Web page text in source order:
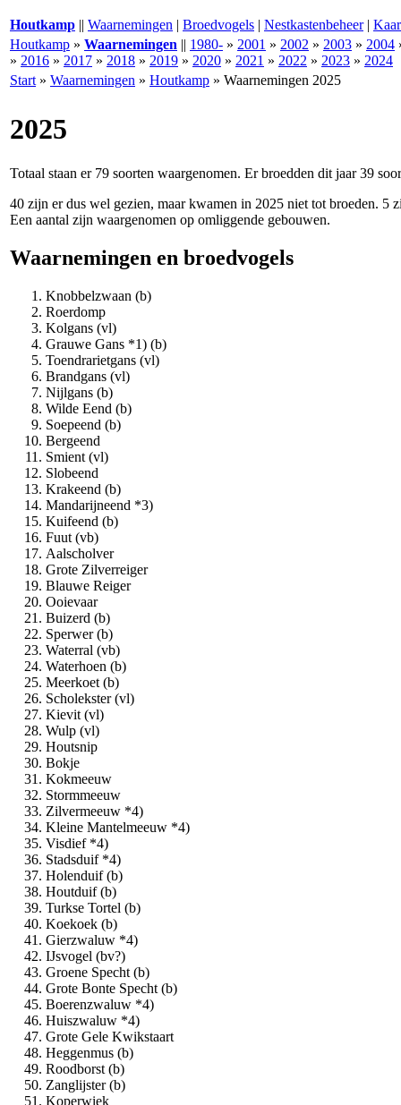
Houtkamp || Waarnemingen | Broedvogels | Nestkastenbeheer|
Houtkamp » Waarnemingen || 1980- » 2001 » 2002 » 2003 » 2004
» 2016 » 2017 » 2018 » 2019 » 2020 » 2021 » 2022 » 2023 » 2024
Start » Waarnemingen » Houtkamp » Waarnemingen 2025
2025
Totaal staan er 79 soorten waargenomen. Er broedden dit jaar 39
40 zijn er dus wel gezien, maar kwamen in 2025 niet tot broeden.
Een aantal zijn waargenomen op omliggende gebouwen.
Waarnemingen en broedvogels
Knobbelzwaan (b)
Roerdomp
Kolgans (vl)
Grauwe Gans *1) (b)
Toendrarietgans (vl)
Brandgans (vl)
Nijlgans (b)
Wilde Eend (b)
Soepeend (b)
Bergeend
Smient (vl)
Slobeend
Krakeend (b)
Mandarijneend *3)
Kuifeend (b)
Fuut (vb)
Aalscholver
Grote Zilverreiger
Blauwe Reiger
Ooievaar
Buizerd (b)
Sperwer (b)
Waterral (vb)
Waterhoen (b)
Meerkoet (b)
Scholekster (vl)
Kievit (vl)
Wulp (vl)
Houtsnip
Bokje
Kokmeeuw
Stormmeeuw
Zilvermeeuw *4)
Kleine Mantelmeeuw *4)
Visdief *4)
Stadsduif *4)
Holenduif (b)
Houtduif (b)
Turkse Tortel (b)
Koekoek (b)
Gierzwaluw *4)
IJsvogel (bv?)
Groene Specht (b)
Grote Bonte Specht (b)
Boerenzwaluw *4)
Huiszwaluw *4)
Grote Gele Kwikstaart
Heggenmus (b)
Roodborst (b)
Zanglijster (b)
Koperwiek